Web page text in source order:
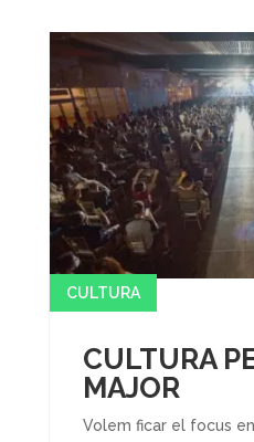
CULTURA
MAJOR
CULTURA
Volem ficar el focus